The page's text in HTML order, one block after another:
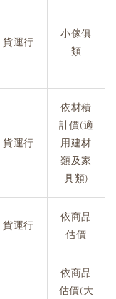
貨運行
小傢俱
類
貨運行
依材積
計價(適
用建材
類及家
具類)
貨運行
依商品
估價
依商品
估價(大